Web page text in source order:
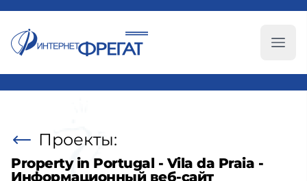
Проекты:
Property in Portugal - Vila da Praia -
Информационный веб-сайт